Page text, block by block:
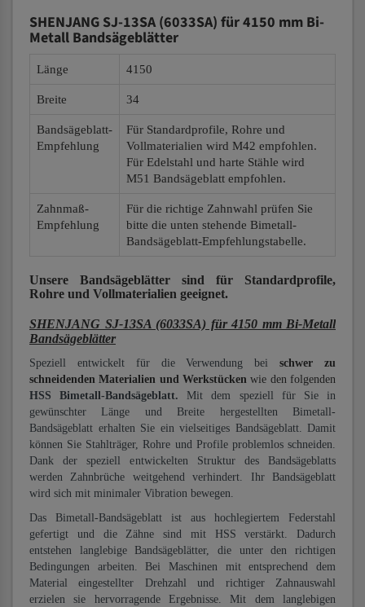
SHENJANG SJ-13SA (6033SA) für 4150 mm Bi-
Metall Bandsägeblätter
Länge 4150
Breite 34
Bandsägeblatt-
Empfehlung
Für Standardprofile, Rohre und
Vollmaterialien wird M42 empfohlen.
Für Edelstahl und harte Stähle wird
M51 Bandsägeblatt empfohlen.
Zahnmaß-
Empfehlung
Für die richtige Zahnwahl prüfen Sie
bitte die unten stehende Bimetall-
Bandsägeblatt-Empfehlungstabelle.
Unsere Bandsägeblätter sind für Standardprofile,
Rohre und Vollmaterialien geeignet.
SHENJANG SJ-13SA (6033SA) für 4150 mm Bi-Metall
Bandsägeblätter
Speziell entwickelt für die Verwendung beischwer zu
schneidenden Materialien und Werkstücken wie den folgenden
HSS Bimetall-Bandsägeblatt. Mit dem speziell für Sie in
gewünschter Länge und Breite hergestellten Bimetall-
Bandsägeblatt erhalten Sie ein vielseitiges Bandsägeblatt. Damit
können Sie Stahlträger, Rohre und Profile problemlos schneiden.
Dank der speziell entwickelten Struktur des Bandsägeblatts
werden Zahnbrüche weitgehend verhindert. Ihr Bandsägeblatt
wird sich mit minimaler Vibration bewegen.
Das Bimetall-Bandsägeblatt ist aus hochlegiertem Federstahl
gefertigt und die Zähne sind mit HSS verstärkt. Dadurch
entstehen langlebige Bandsägeblätter, die unter den richtigen
Bedingungen arbeiten. Bei Maschinen mit entsprechend dem
Material eingestellter Drehzahl und richtiger Zahnauswahl
erzielen sie hervorragende Ergebnisse. Mit dem langlebigen